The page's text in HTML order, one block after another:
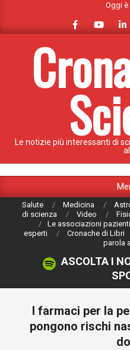
content
Oggi
Le notizie più interessanti di
Navigation
Salute Medicina
di scienza
Video
Le associazioni
esperti
Cronache di Libri
parola
ASCOLTA I
I farmaci per la
pongono rischi